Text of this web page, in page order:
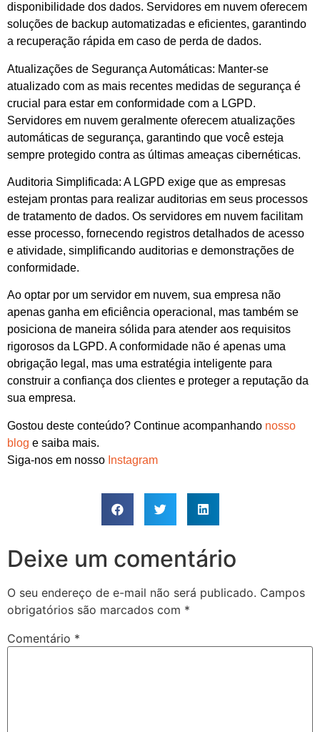
disponibilidade dos dados. Servidores em nuvem oferecem
soluções de backup automatizadas e eficientes, garantindo
a recuperação rápida em caso de perda de dados.
Atualizações de Segurança Automáticas: Manter-se
atualizado com as mais recentes medidas de segurança é
crucial para estar em conformidade com a LGPD.
Servidores em nuvem geralmente oferecem atualizações
automáticas de segurança, garantindo que você esteja
sempre protegido contra as últimas ameaças cibernéticas.
Auditoria Simplificada: A LGPD exige que as empresas
estejam prontas para realizar auditorias em seus processos
de tratamento de dados. Os servidores em nuvem facilitam
esse processo, fornecendo registros detalhados de acesso
e atividade, simplificando auditorias e demonstrações de
conformidade.
Ao optar por um servidor em nuvem, sua empresa não
apenas ganha em eficiência operacional, mas também se
posiciona de maneira sólida para atender aos requisitos
rigorosos da LGPD. A conformidade não é apenas uma
obrigação legal, mas uma estratégia inteligente para
construir a confiança dos clientes e proteger a reputação da
sua empresa.
Gostou deste conteúdo? Continue acompanhando nosso
blog e saiba mais.
Siga-nos em nosso Instagram
Deixe um comentário
O seu endereço de e-mail não será publicado. Campos
obrigatórios são marcados com *
Comentário *